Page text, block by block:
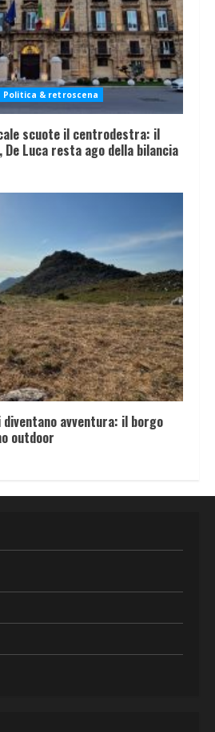
Politica & retroscena
scuote il centrodestra: il
Luca resta ago della bilancia
diventano avventura: il borgo
outdoor